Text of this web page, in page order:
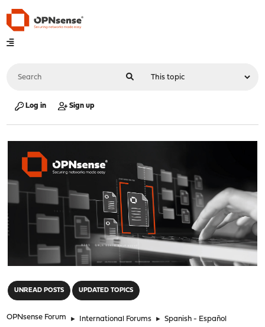
Log in Sign up
UNREAD POSTS UPDATED TOPICS
OPNsense Forum ► International Forums ► Spanish - Español